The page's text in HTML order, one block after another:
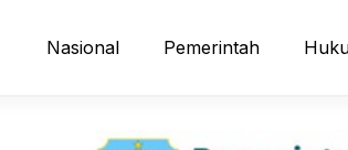
Nasional Pemerintah